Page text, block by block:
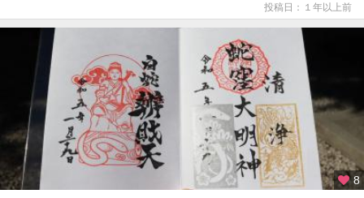
並
京
・
大
投稿日：１年以上前
8